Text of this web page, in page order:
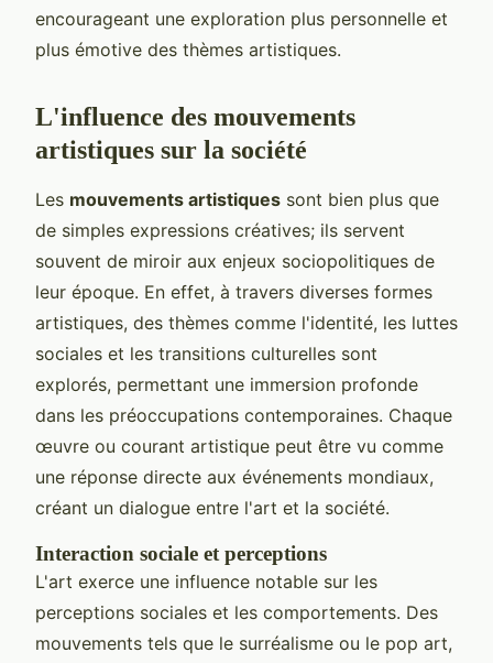
encourageant une exploration plus personnelle et
plus émotive des thèmes artistiques.
L'influence des mouvements
artistiques sur la société
Les mouvements artistiques sont bien plus que
de simples expressions créatives; ils servent
souvent de miroir aux enjeux sociopolitiques de
leur époque. En effet, à travers diverses formes
artistiques, des thèmes comme l'identité, les luttes
sociales et les transitions culturelles sont
explorés, permettant une immersion profonde
dans les préoccupations contemporaines. Chaque
œuvre ou courant artistique peut être vu comme
une réponse directe aux événements mondiaux,
créant un dialogue entre l'art et la société.
Interaction sociale et perceptions
L'art exerce une influence notable sur les
perceptions sociales et les comportements. Des
mouvements tels que le surréalisme ou le pop art,